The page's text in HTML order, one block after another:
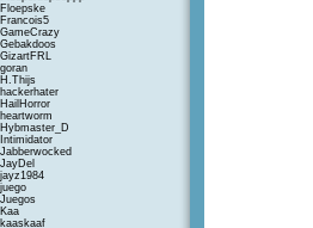
Floepske
Francois5
GameCrazy
Gebakdoos
GizartFRL
goran
H.Thijs
hackerhater
HailHorror
heartworm
Hybmaster_D
Intimidator
Jabberwocked
JayDel
jayz1984
juego
Juegos
Kaa
kaaskaaf